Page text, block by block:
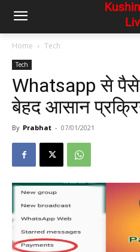
Home Tech
Tech
Whatsapp से
बेहद आसान
By Prabhat - 07/01/2021